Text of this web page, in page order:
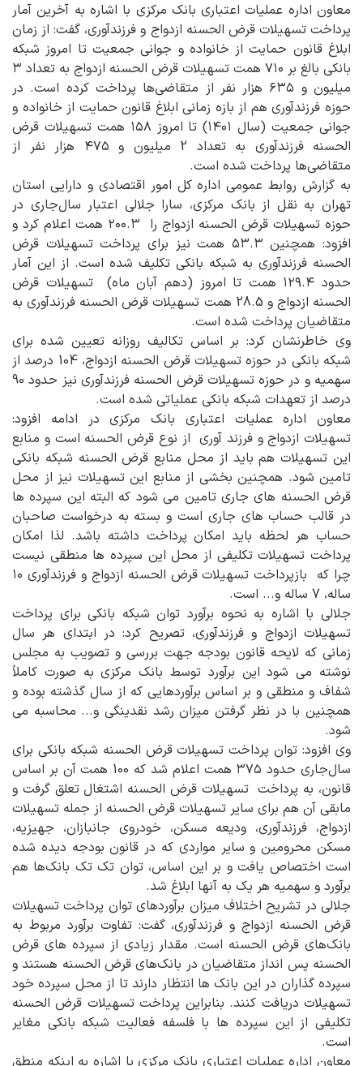
معاون اداره عملیات اعتباری بانک مرکزی با اشاره به آخرین آمار
پرداخت تسهیلات قرض الحسنه ازدواج و فرزندآوری، گفت: از زمان
ابلاغ قانون حمایت از خانواده و جوانی جمعیت تا امروز شبکه
بانکی بالغ بر ۷۱۰ همت تسهیلات قرض الحسنه ازدواج به تعداد ۳
میلیون و ۶۳۵ هزار نفر از متقاضی‌ها پرداخت کرده است. در
حوزه فرزندآوری هم از بازه زمانی ابلاغ قانون حمایت از خانواده و
جوانی جمعیت (سال ۱۴۰۱) تا امروز ۱۵۸ همت تسهیلات قرض
الحسنه فرزندآوری به تعداد 2 میلیون و ۴۷۵ هزار نفر از
متقاضی‌ها پرداخت شده است.
به گزارش روابط عمومی اداره کل امور اقتصادی و دارایی استان
تهران به نقل از بانک مرکزی، سارا جلالی اعتبار سال‌جاری در
حوزه تسهیلات قرض الحسنه ازدواج را ۲۰۰.۳ همت اعلام کرد و
افزود: همچنین ۵۳.۳ همت نیز برای پرداخت تسهیلات قرض
الحسنه فرزندآوری به شبکه بانکی تکلیف شده است. از این آمار
حدود ۱۲۹.۴ همت تا امروز (دهم آبان ماه) تسهیلات قرض
الحسنه ازدواج و 28.5 همت تسهیلات قرض الحسنه فرزندآوری به
متقاضیان پرداخت شده است.
وی خاطرنشان کرد: بر اساس تکالیف روزانه تعیین شده برای
شبکه بانکی در حوزه تسهیلات قرض الحسنه ازدواج، 104 درصد از
سهمیه و در حوزه تسهیلات قرض الحسنه فرزندآوری نیز حدود 90
درصد از تعهدات شبکه بانکی عملیاتی شده است.
معاون اداره عملیات اعتباری بانک مرکزی در ادامه افزود:
تسهیلات ازدواج و فرزند آوری از نوع قرض الحسنه است و منابع
این تسهیلات هم باید از محل منابع قرض الحسنه شبکه بانکی
تامین شود. همچنین بخشی از منابع این تسهیلات نیز از محل
قرض الحسنه های جاری تامین می شود که البته این سپرده ها
در قالب حساب های جاری است و بسته به درخواست صاحبان
حساب هر لحظه باید امکان پرداخت داشته باشد. لذا امکان
پرداخت تسهیلات تکلیفی از محل این سپرده ها منطقی نیست
چرا که بازپرداخت تسهیلات قرض الحسنه ازدواج و فرزندآوری ۱۰
ساله، 7 ساله و... است.
جلالی با اشاره به نحوه برآورد توان شبکه بانکی برای پرداخت
تسهیلات ازدواج و فرزندآوری، تصریح کرد: در ابتدای هر سال
زمانی که لایحه قانون بودجه جهت بررسی و تصویب به مجلس
نوشته می شود این برآورد توسط بانک مرکزی به صورت کاملاً
شفاف و منطقی و بر اساس برآوردهایی که از سال گذشته بوده و
همچنین با در نظر گرفتن میزان رشد نقدینگی و... محاسبه می
شود.
وی افزود: توان پرداخت تسهیلات قرض الحسنه شبکه بانکی برای
سال‌جاری حدود ۳۷۵ همت اعلام شد که 100 همت آن بر اساس
قانون، به پرداخت تسهیلات قرض الحسنه اشتغال تعلق گرفت و
مابقی آن هم برای سایر تسهیلات قرض الحسنه از جمله تسهیلات
ازدواج، فرزندآوری، ودیعه مسکن، خودروی جانبازان، جهیزیه،
مسکن محرومین و سایر مواردی که در قانون بودجه دیده شده
است اختصاص یافت و بر این اساس، توان تک تک بانک‌ها هم
برآورد و سهمیه‌ هر یک به آنها ابلاغ شد.
جلالی در تشریح اختلاف میزان برآوردهای توان پرداخت تسهیلات
قرض الحسنه ازدواج و فرزندآوری، گفت: تفاوت برآورد مربوط به
بانک‌های قرض الحسنه است. مقدار زیادی از سپرده های قرض
الحسنه پس انداز متقاضیان در بانک‌های قرض الحسنه هستند و
سپرده گذاران در این بانک ها انتظار دارند تا از محل سپرده خود
تسهیلات دریافت کنند. بنابراین پرداخت تسهیلات قرض الحسنه
تکلیفی از این سپرده ها با فلسفه فعالیت شبکه بانکی مغایر
است.